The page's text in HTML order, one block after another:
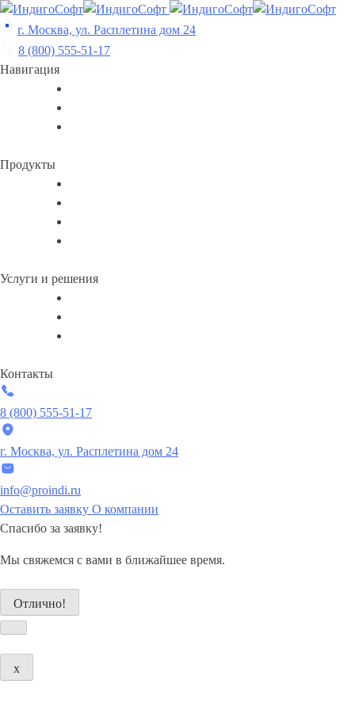
Skip
to
content
г. Москва, ул. Расплетина дом 24
8 (800) 555-51-17
Навигация
Продукты
Услуги и решения
Контакты
8 (800) 555-51-17
г. Москва, ул. Расплетина дом 24
info@proindi.ru
Оставить заявку О компании
Спасибо за заявку!
Мы свяжемся с вами в ближайшее время.
Отлично!
x